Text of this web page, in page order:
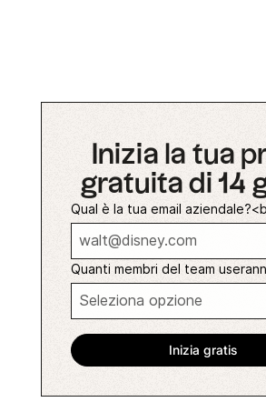
Inizia la tua
gratuita di 14
Qual è la tua email
Quanti membri del team